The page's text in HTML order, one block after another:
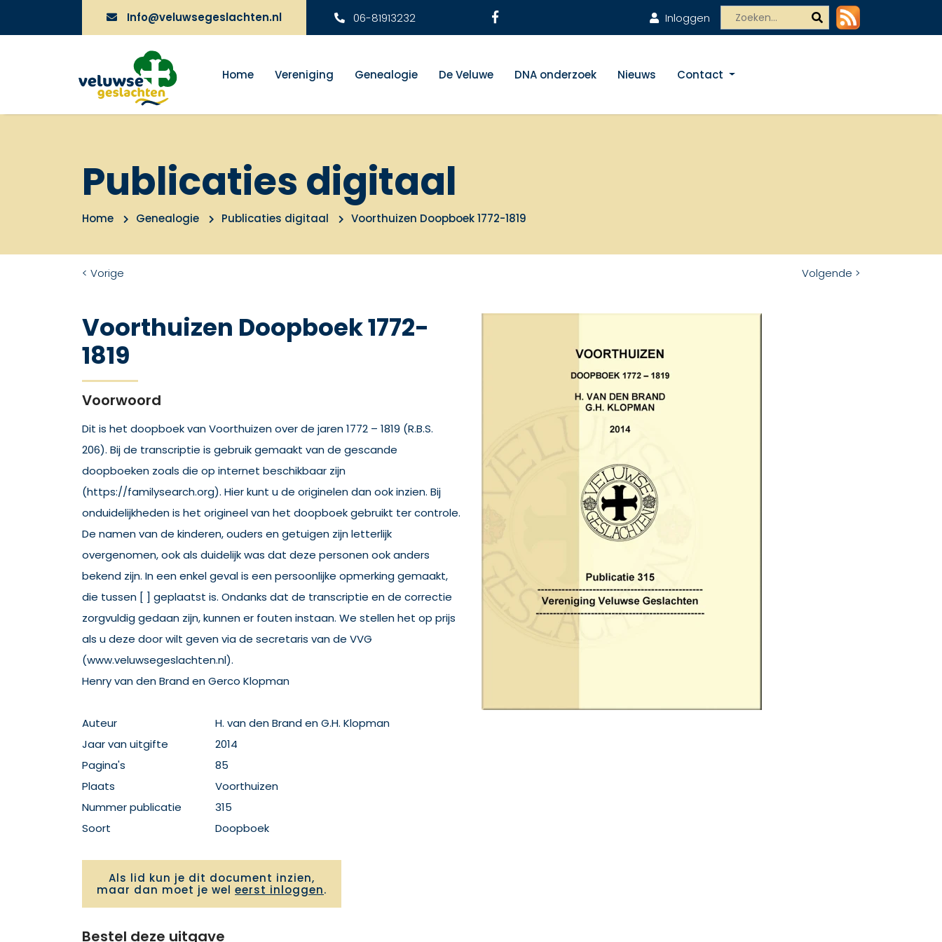
Info@veluwsegeslachten.nl 06-81913232 Inloggen
Home Vereniging Genealogie De Veluwe DNA onderzoek Nieuws Contact
Publicaties digitaal
Home Genealogie Publicaties digitaal Voorthuizen Doopboek 1772-1819
< Vorige Volgende >
Voorthuizen Doopboek 1772-
1819
Voorwoord
Dit is het doopboek van Voorthuizen over de jaren 1772 – 1819 (R.B.S.
206). Bij de transcriptie is gebruik gemaakt van de gescande
doopboeken zoals die op internet beschikbaar zijn
(https://familysearch.org). Hier kunt u de originelen dan ook inzien. Bij
onduidelijkheden is het origineel van het doopboek gebruikt ter controle.
De namen van de kinderen, ouders en getuigen zijn letterlijk
overgenomen, ook als duidelijk was dat deze personen ook anders
bekend zijn. In een enkel geval is een persoonlijke opmerking gemaakt,
die tussen [ ] geplaatst is. Ondanks dat de transcriptie en de correctie
zorgvuldig gedaan zijn, kunnen er fouten instaan. We stellen het op prijs
als u deze door wilt geven via de secretaris van de VVG
(www.veluwsegeslachten.nl).
Henry van den Brand en Gerco Klopman
Auteur
H. van den Brand en G.H. Klopman
Jaar van uitgifte
2014
Pagina's
85
Plaats
Voorthuizen
Nummer publicatie
315
Soort
Doopboek
Als lid kun je dit document inzien,
maar dan moet je wel eerst inloggen.
Bestel deze uitgave